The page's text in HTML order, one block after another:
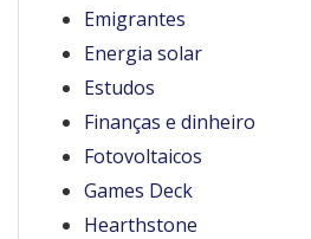
Emigrantes
Energia solar
Estudos
Finanças e dinheiro
Fotovoltaicos
Games Deck
Hearthstone